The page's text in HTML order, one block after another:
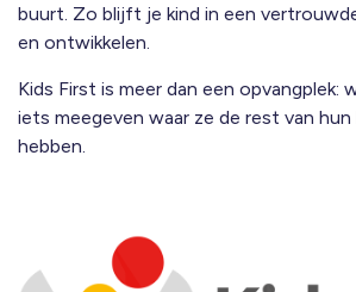
buurt. Zo blijft je kind in een
en ontwikkelen.
Kids First is meer dan een opvangplek:
iets meegeven waar ze de rest van hun
hebben.